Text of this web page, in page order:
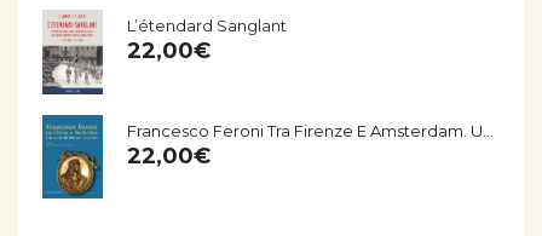
L’étendard Sanglant
22,00€
22,00€